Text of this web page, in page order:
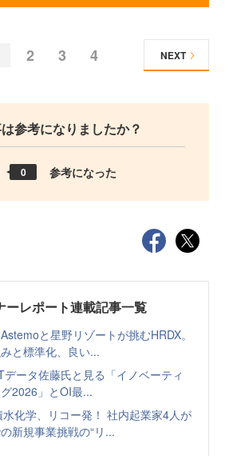
2 3 4 NEXT
参考になりましたか？
0 参考になった
ーレポート連載記事一覧
と星野リゾートが挑むHRDX。
と標準化、良い...
ータ佐藤氏と見る「イノベーティ
2026」とOI最...
水化学、リコー発！ 社内起業家4人が
新規事業挑戦の“リ...